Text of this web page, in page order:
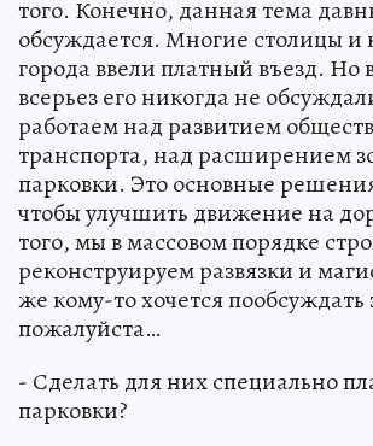
того. Конечно, данная тема
обсуждается. Многие столицы и
города ввели платный въезд. Но
всерьез его никогда не
работаем над развитием
транспорта, над расширением
парковки. Это основные
чтобы улучшить движение на
того, мы в массовом порядке
реконструируем развязки и
же кому-то хочется пообсуждать
пожалуйста…
- Сделать для них специально
парковки?